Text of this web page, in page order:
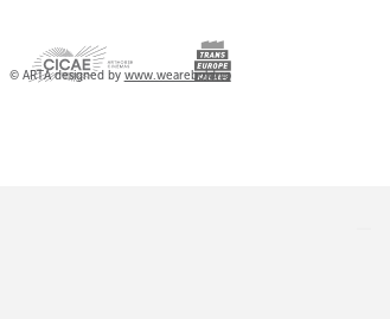
© ARTA designed by www.wearebold.ro